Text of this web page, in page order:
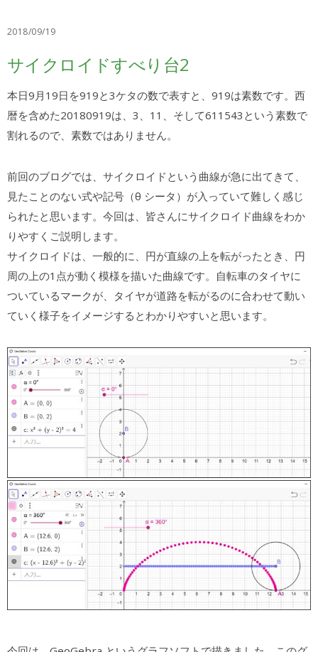
2018/09/19
サイクロイドすべり台2
本日9月19日を919と3ケタの数で表すと、919は素数です。西
暦を含めた20180919は、3、11、そして611543という素数で
割れるので、素数ではありません。
前回のブログでは、サイクロイドという曲線が急に出てきて、
見たことのない式や記号（θ シータ）が入っていて難しく感じ
られたと思います。今回は、皆さんにサイクロイド曲線をわか
りやすくご説明します。
サイクロイドは、一般的に、円が直線の上を転がったとき、円
周の上の1点が動く模様を描いた曲線です。自転車のタイヤに
ついているマークが、タイヤが道路を転がるのに合わせて動い
ていく様子をイメージするとわかりやすいと思います。